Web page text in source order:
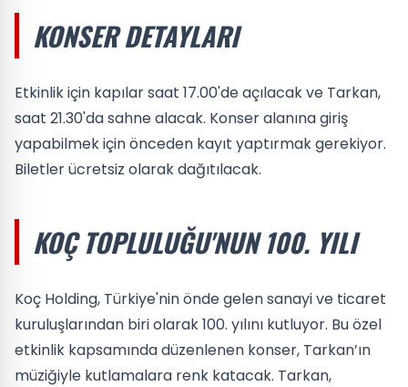
KONSER DETAYLARI
Etkinlik için kapılar saat 17.00'de açılacak ve Tarkan,
saat 21.30'da sahne alacak. Konser alanına giriş
yapabilmek için önceden kayıt yaptırmak gerekiyor.
Biletler ücretsiz olarak dağıtılacak.
KOÇ TOPLULUĞU'NUN 100. YILI
Koç Holding, Türkiye'nin önde gelen sanayi ve ticaret
kuruluşlarından biri olarak 100. yılını kutluyor. Bu özel
etkinlik kapsamında düzenlenen konser, Tarkan’ın
müziğiyle kutlamalara renk katacak. Tarkan,